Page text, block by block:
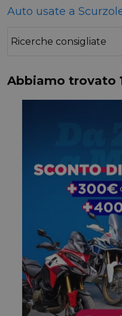
Auto usate a
Ricerche consigliate
Abbiamo trovato